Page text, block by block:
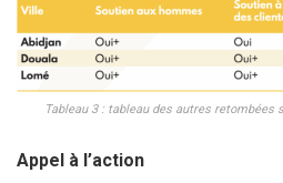
Tableau 3 : tableau des autres retombées
Appel à l’action